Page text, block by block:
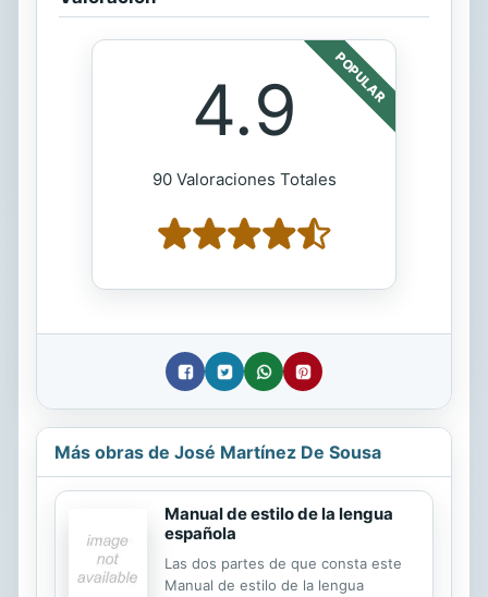
POPULAR
4.9
90 Valoraciones Totales
Más obras de José Martínez De Sousa
Manual de estilo de la lengua
española
Las dos partes de que consta este
Manual de estilo de la lengua